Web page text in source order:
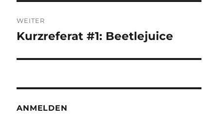
WEITER
Nächster
Kurzreferat #1: Beetlejuice
ANMELDEN